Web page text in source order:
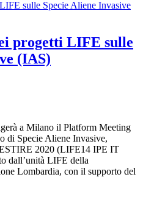
progetti LIFE sulle
(IAS)
a Milano il Platform Meeting
di Specie Aliene Invasive,
2020 (LIFE14 IPE IT
dall’unità LIFE della
Lombardia, con il supporto del